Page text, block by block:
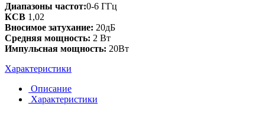
Диапазоны частот:0-6 ГГц
КСВ 1,02
Вносимое затухание: 20дБ
Средняя мощность: 2 Вт
Импульсная мощность: 20Вт
Характеристики
Описание
Характеристики